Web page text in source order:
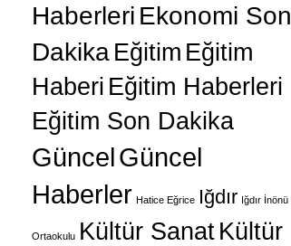
Haberleri Ekonomi Son
Dakika Eğitim Eğitim
Haberi Eğitim Haberleri
Eğitim Son Dakika
GüncelGüncel
Haberler Hatice Eğrice Iğdır Iğdır İnönü
Ortaokulu Kültür SanatKültür